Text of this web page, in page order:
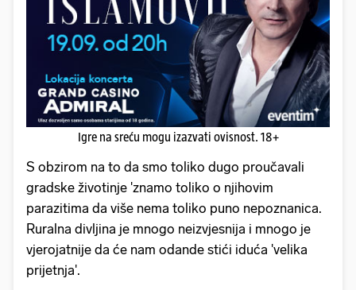
Igre na sreću mogu izazvati ovisnost. 18+
S obzirom na to da smo toliko dugo proučavali
gradske životinje 'znamo toliko o njihovim
parazitima da više nema toliko puno nepoznanica.
Ruralna divljina je mnogo neizvjesnija i mnogo je
vjerojatnije da će nam odande stići iduća 'velika
prijetnja'.